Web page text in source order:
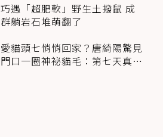
巧遇「超肥軟」野生土撥鼠 成
群躺岩石堆萌翻了
愛貓頭七悄悄回家？唐綺陽驚見
門口一圈神祕貓毛：第七天真不